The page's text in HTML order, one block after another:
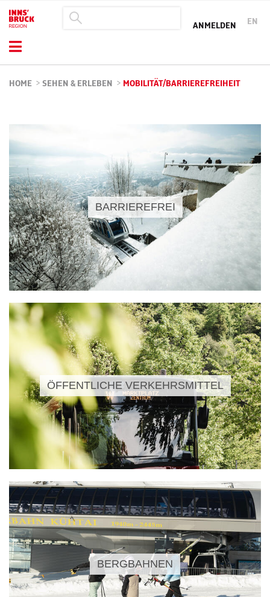
ANMELDEN EN
HOME > SEHEN & ERLEBEN > MOBILITÄT/BARRIEREFREIHEIT
BARRIEREFREI
ÖFFENTLICHE VERKEHRSMITTEL
BERGBAHNEN